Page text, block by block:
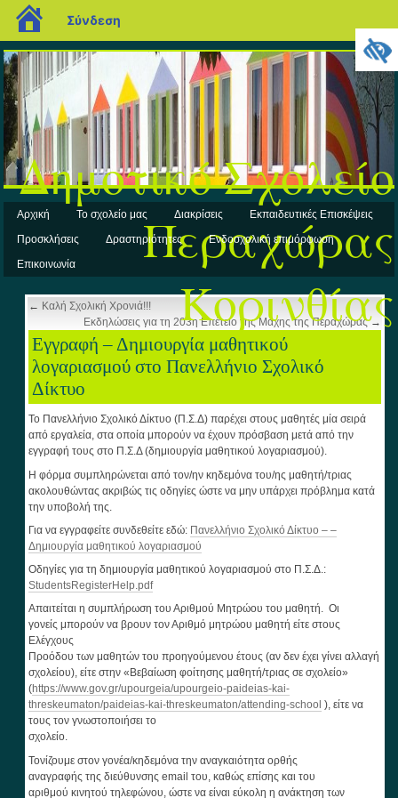
Δημοτικό Σχολείο
Περαχώρας
Κορινθίας
Αρχική Το σχολείο μας Διακρίσεις
Εκπαιδευτικές Επισκέψεις
Προσκλήσεις
Δραστηριότητες
Ενδοσχολική επιμόρφωση
Επικοινωνία
← Καλή Σχολική Χρονιά!!!
Εκδηλώσεις για τη 203η Επέτειο της Μάχης της Περαχώρας→
Εγγραφή – Δημιουργία μαθητικού
λογαριασμού στο Πανελλήνιο Σχολικό
Δίκτυο
Το Πανελλήνιο Σχολικό Δίκτυο (Π.Σ.Δ) παρέχει στους μαθητές μία σειρά
από εργαλεία, στα οποία μπορούν να έχουν πρόσβαση μετά από την
εγγραφή τους στο Π.Σ.Δ (δημιουργία μαθητικού λογαριασμού).
Η φόρμα συμπληρώνεται από τον/ην κηδεμόνα του/ης μαθητή/τριας
ακολουθώντας ακριβώς τις οδηγίες ώστε να μην υπάρχει πρόβλημα κατά
την υποβολή της.
Για να εγγραφείτε συνδεθείτε εδώ: Πανελλήνιο Σχολικό Δίκτυο – –
Δημιουργία μαθητικού λογαριασμού
Οδηγίες για τη δημιουργία μαθητικού λογαριασμού στο Π.Σ.Δ.:
StudentsRegisterHelp.pdf
Απαιτείται η συμπλήρωση του Αριθμού Μητρώου του μαθητή. Οι
γονείς μπορούν να βρουν τον Αριθμό μητρώου μαθητή είτε στους
Ελέγχους
Προόδου των μαθητών του προηγούμενου έτους (αν δεν έχει γίνει αλλαγή
σχολείου), είτε στην «Βεβαίωση φοίτησης μαθητή/τριας σε σχολείο»
(https://www.gov.gr/upourgeia/upourgeio-paideias-kai-
threskeumaton/paideias-kai-threskeumaton/attending-school ), είτε να
τους τον γνωστοποιήσει το
σχολείο.
Τονίζουμε στον γονέα/κηδεμόνα την αναγκαιότητα ορθής
αναγραφής της διεύθυνσης email του, καθώς επίσης και του
αριθμού κινητού τηλεφώνου, ώστε να είναι εύκολη η ανάκτηση των
blogs.sch.gr
Σύνδεση